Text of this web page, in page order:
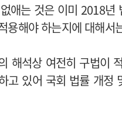
애는 것은 이미 2018년
해야 하는지에 대해서
해석상 여전히 구법이
고 있어 국회 법률 개정